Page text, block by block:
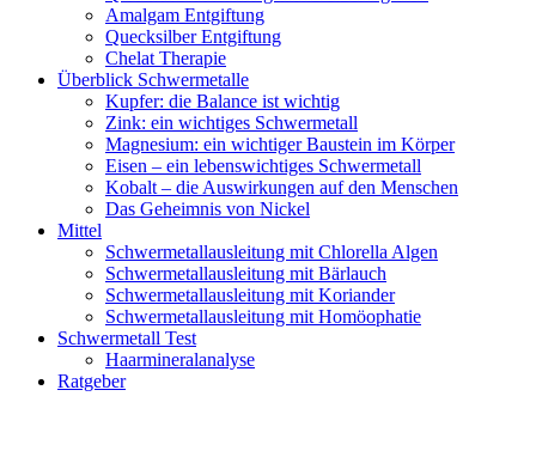
Amalgam Entgiftung
Quecksilber Entgiftung
Chelat Therapie
Überblick Schwermetalle
Kupfer: die Balance ist wichtig
Zink: ein wichtiges Schwermetall
Magnesium: ein wichtiger Baustein im Körper
Eisen – ein lebenswichtiges Schwermetall
Kobalt – die Auswirkungen auf den Menschen
Das Geheimnis von Nickel
Mittel
Schwermetallausleitung mit Chlorella Algen
Schwermetallausleitung mit Bärlauch
Schwermetallausleitung mit Koriander
Schwermetallausleitung mit Homöophatie
Schwermetall Test
Haarmineralanalyse
Ratgeber